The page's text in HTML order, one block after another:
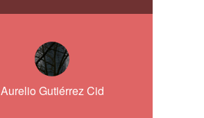
Aurelio Gutiérrez Cid